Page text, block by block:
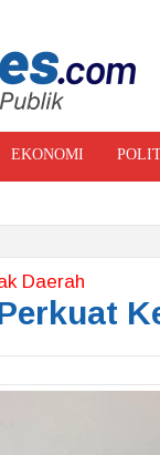
EKONOMI
Daerah